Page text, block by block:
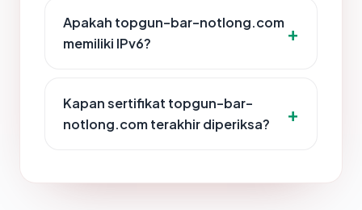
Apakah topgun-bar-notlong.com
memiliki IPv6?
Kapan sertifikat topgun-bar-
notlong.com terakhir diperiksa?